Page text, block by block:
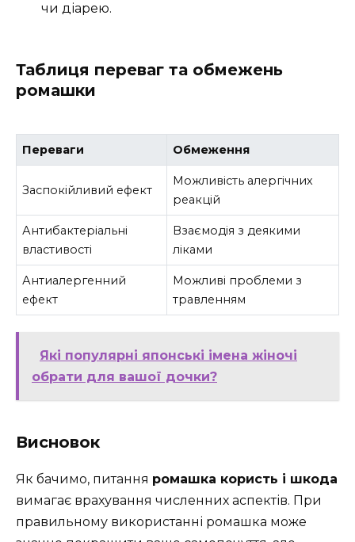
чи діарею.
Таблиця переваг та обмежень
ромашки
Переваги Обмеження
Заспокійливий ефект
Можливість алергічних
реакцій
Антибактеріальні
властивості
Взаємодія з деякими
ліками
Антиалергенний
ефект
Можливі проблеми з
травленням
Які популярні японські імена жіночі
обрати для вашої дочки?
Висновок
Як бачимо, питання ромашка користь і шкода
вимагає врахування численних аспектів. При
правильному використанні ромашка може